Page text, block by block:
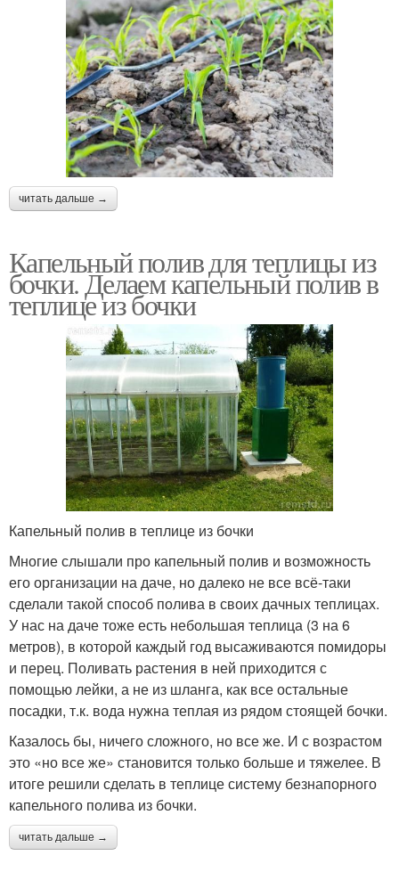
читать дальше →
Капельный полив для теплицы из
бочки. Делаем капельный полив в
теплице из бочки
Капельный полив в теплице из бочки
Многие слышали про капельный полив и возможность
его организации на даче, но далеко не все всё-таки
сделали такой способ полива в своих дачных теплицах.
У нас на даче тоже есть небольшая теплица (3 на 6
метров), в которой каждый год высаживаются помидоры
и перец. Поливать растения в ней приходится с
помощью лейки, а не из шланга, как все остальные
посадки, т.к. вода нужна теплая из рядом стоящей бочки.
Казалось бы, ничего сложного, но все же. И с возрастом
это «но все же» становится только больше и тяжелее. В
итоге решили сделать в теплице систему безнапорного
капельного полива из бочки.
читать дальше →